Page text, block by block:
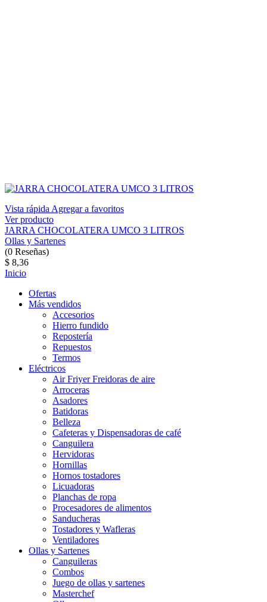
Vista rápida Agregar a favoritos
Ver producto
JARRA CHOCOLATERA UMCO 3 LITROS
Ollas y Sartenes
(0 Reseñas)
$ 8,36
Inicio
Ofertas
Más vendidos
Accesorios
Hierro fundido
Repostería
Repuestos
Termos
Eléctricos
Air Friyer Freidoras de aire
Arroceras
Asadores
Batidoras
Belleza
Cafeteras y Dispensadoras de café
Canguilera
Hervidoras
Hornillas
Hornos tostadores
Licuadoras
Planchas de ropa
Procesadores de alimentos
Sanducheras
Tostadores y Wafleras
Ventiladores
Ollas y Sartenes
Canguileras
Combos
Juego de ollas y sartenes
Masterchef